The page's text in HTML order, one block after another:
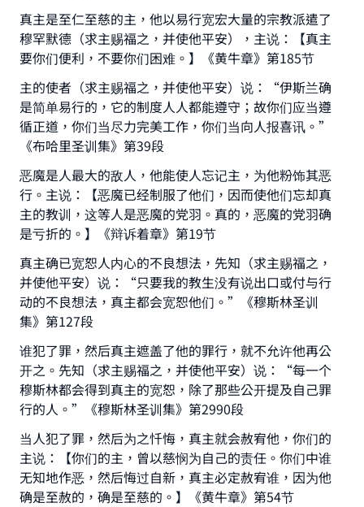
真主是至仁至慈的主，他以易行宽宏大量的宗教派遣了
穆罕默德（求主赐福之，并使他平安），主说：【真主
要你们便利，不要你们困难。】《黄牛章》第185节
主的使者（求主赐福之，并使他平安）说：“伊斯兰确
是简单易行的，它的制度人人都能遵守；故你们应当遵
循正道，你们当尽力完美工作，你们当向人报喜讯。”
《布哈里圣训集》第39段
恶魔是人最大的敌人，他能使人忘记主，为他粉饰其恶
行。主说：【恶魔已经制服了他们，因而使他们忘却真
主的教训，这等人是恶魔的党羽。真的，恶魔的党羽确
是亏折的。】《辩诉着章》第19节
真主确已宽恕人内心的不良想法，先知（求主赐福之，
并使他平安）说：“只要我的教生没有说出口或付与行
动的不良想法，真主都会宽恕他们。”《穆斯林圣训
集》第127段
谁犯了罪，然后真主遮盖了他的罪行，就不允许他再公
开之。先知（求主赐福之，并使他平安）说：“每一个
穆斯林都会得到真主的宽恕，除了那些公开提及自己罪
行的人。”《穆斯林圣训集》第2990段
当人犯了罪，然后为之忏悔，真主就会赦宥他，你们的
主说：【你们的主，曾以慈悯为自己的责任。你们中谁
无知地作恶，然后悔过自新，真主必定赦宥谁，因为他
确是至赦的，确是至慈的。】《黄牛章》第54节
Make an impact on millions of lives
with your contribution today
Your support is crucial for our mission.
The Prophet (ﷺ) said:
"A person who leads others to doing what is
do it."
(MUSLIM, 1893)
Support IslamQA